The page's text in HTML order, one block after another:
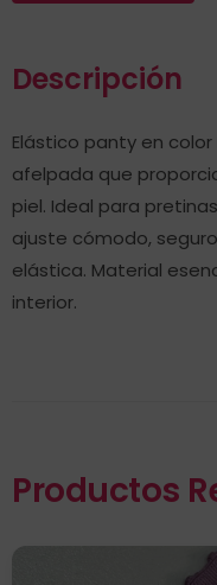
Descripción
Elástico panty en
afelpada que
piel. Ideal para
ajuste cómodo,
elástica. Material
interior.
Productos